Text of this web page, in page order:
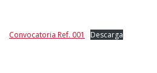
Convocatoria Ref. 001 Descarga